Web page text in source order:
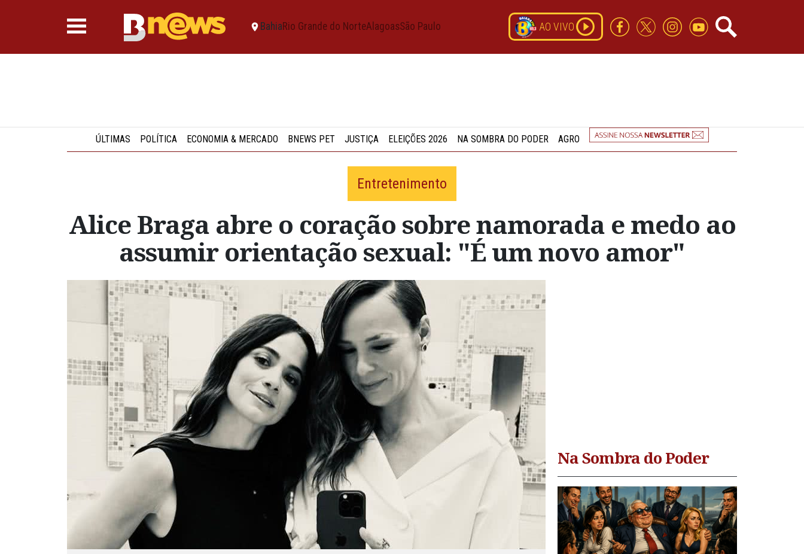
BahiaRio Grande do NorteAlagoasSão Paulo AO VIVO
ÚLTIMAS POLÍTICA ECONOMIA & MERCADO BNEWS PET JUSTIÇA ELEIÇÕES 2026 NA SOMBRA DO PODER AGRO
Entretenimento
Alice Braga abre o coração sobre namorada e medo ao
assumir orientação sexual: "É um novo amor"
Na Sombra do Poder